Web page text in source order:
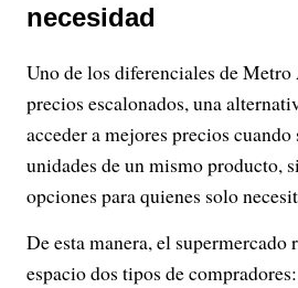
necesidad
Uno de los diferenciales de Metro
precios escalonados, una
acceder a mejores precios cuando
unidades de un mismo producto,
opciones para quienes solo
De esta manera, el supermercado
espacio dos tipos de